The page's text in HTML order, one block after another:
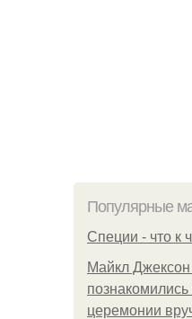
Популярные
Специи - что к
Майкл
церемонии